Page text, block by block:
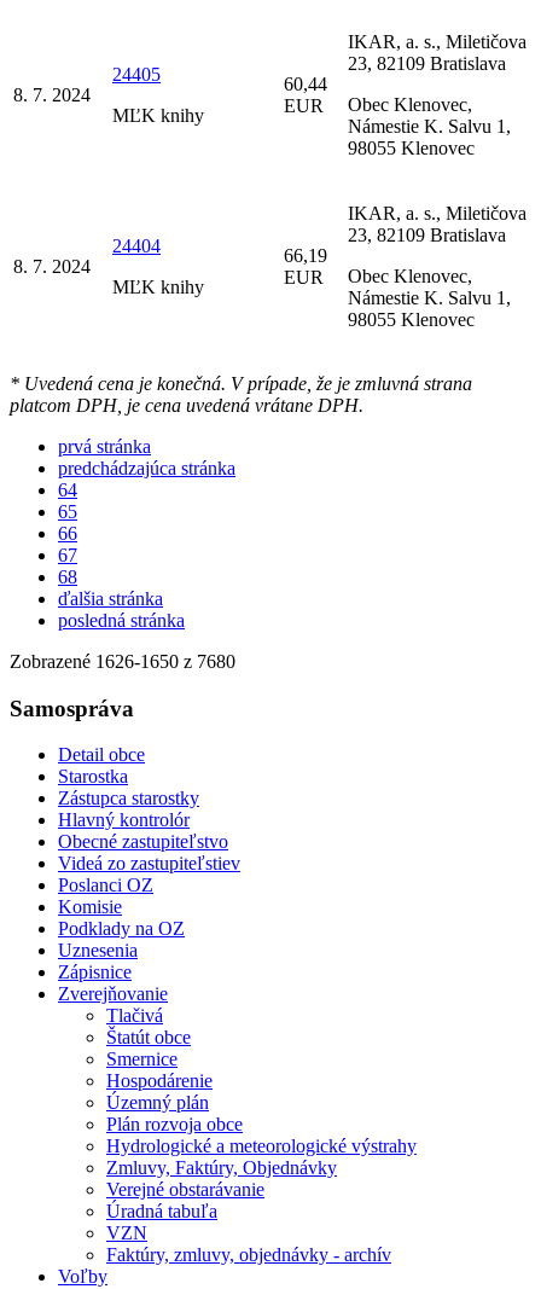
8. 7. 2024
24405
MĽK knihy
60,44
EUR
IKAR, a. s., Miletičova
23, 82109 Bratislava
Obec Klenovec,
Námestie K. Salvu 1,
98055 Klenovec
8. 7. 2024
24404
MĽK knihy
66,19
EUR
IKAR, a. s., Miletičova
23, 82109 Bratislava
Obec Klenovec,
Námestie K. Salvu 1,
98055 Klenovec
* Uvedená cena je konečná. V prípade, že je zmluvná strana
platcom DPH, je cena uvedená vrátane DPH.
prvá stránka
predchádzajúca stránka
64
65
66
67
68
ďalšia stránka
posledná stránka
Zobrazené 1626-1650 z 7680
Samospráva
Detail obce
Starostka
Zástupca starostky
Hlavný kontrolór
Obecné zastupiteľstvo
Videá zo zastupiteľstiev
Poslanci OZ
Komisie
Podklady na OZ
Uznesenia
Zápisnice
Zverejňovanie
Tlačivá
Štatút obce
Smernice
Hospodárenie
Územný plán
Plán rozvoja obce
Hydrologické a meteorologické výstrahy
Zmluvy, Faktúry, Objednávky
Verejné obstarávanie
Úradná tabuľa
VZN
Faktúry, zmluvy, objednávky - archív
Voľby